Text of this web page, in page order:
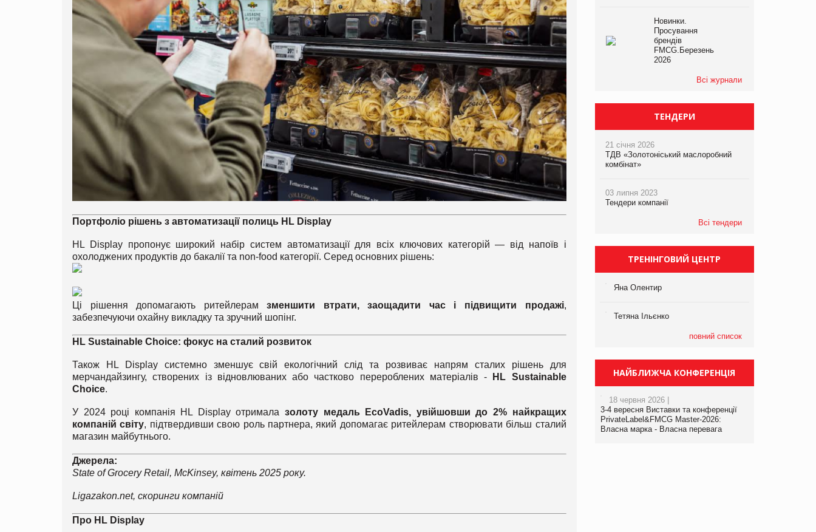
Портфоліо рішень з автоматизації полиць HL Display
HL Display пропонує широкий набір систем автоматизації для всіх ключових категорій — від напоїв і
охолоджених продуктів до бакалії та non-food категорії. Серед основних рішень:
Ці рішення допомагають ритейлерамзменшити втрати, заощадити час і підвищити продажі,
забезпечуючи охайну викладку та зручний шопінг.
HL Sustainable Choice: фокус на сталий розвиток
Також HL Display системно зменшує свій екологічний слід та розвиває напрям сталих рішень для
мерчандайзингу, створених із відновлюваних або частково перероблених матеріалів -
HL Sustainable
Choice.
У 2024 році компанія HL Display отрималазолоту медаль EcoVadis, увійшовши до 2% найкращих
компаній світу, підтвердивши свою роль партнера, який допомагає ритейлерам створювати більш сталий
магазин майбутнього.
Джерела:
State of Grocery Retail, McKinsey, квітень 2025 року.
Ligazakon.net, скоринги компаній
Про HL Display
Новинки.
Просування
брендів
FMCG.Березень
2026
Всі журнали
ТЕНДЕРИ
21 січня 2026
ТДВ «Золотоніський маслоробний
комбінат»
03 липня 2023
Тендери компанії
Всі тендери
ТРЕНІНГОВИЙ ЦЕНТР
Яна Олентир
Тетяна Ільєнко
повний список
НАЙБЛИЖЧА КОНФЕРЕНЦІЯ
18 червня 2026 |
3-4 вересня Виставки та конференції
PrivateLabel&FMCG Master-2026:
Власна марка - Власна перевага